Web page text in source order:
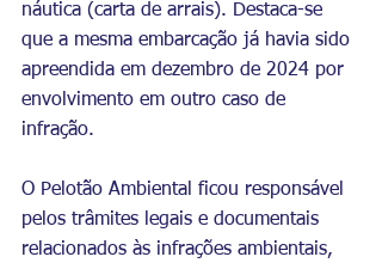
náutica (carta de arrais). Destaca-se
que a mesma embarcação já havia sido
apreendida em dezembro de 2024 por
envolvimento em outro caso de
infração.
O Pelotão Ambiental ficou responsável
pelos trâmites legais e documentais
relacionados às infrações ambientais,